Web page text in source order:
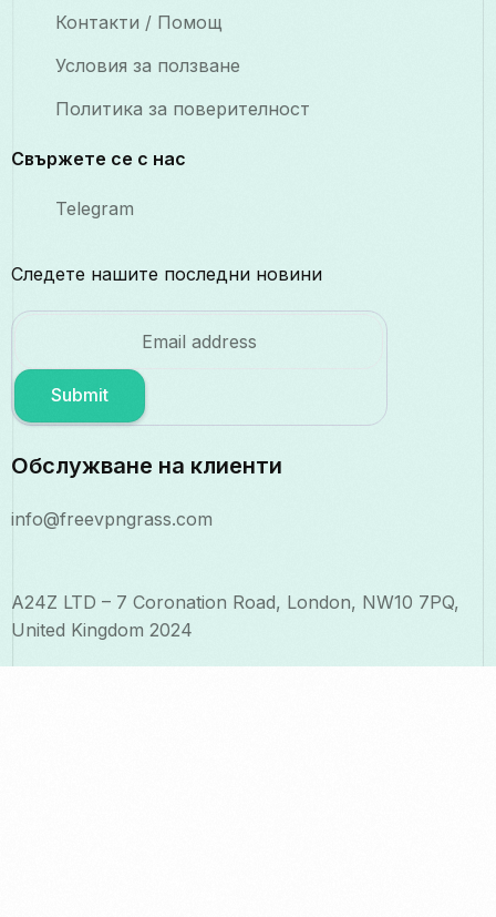
Контакти / Помощ
Условия за ползване
Политика за поверителност
Свържете се с нас
Telegram
Следете нашите последни новини
Submit
Обслужване на клиенти
info@freevpngrass.com
A24Z LTD – 7 Coronation Road, London, NW10 7PQ,
United Kingdom 2024